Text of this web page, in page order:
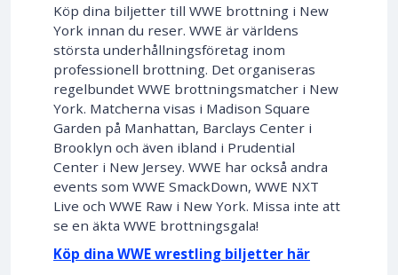
Köp dina biljetter till WWE brottning i New
York innan du reser. WWE är världens
största underhållningsföretag inom
professionell brottning. Det organiseras
regelbundet WWE brottningsmatcher i New
York. Matcherna visas i Madison Square
Garden på Manhattan, Barclays Center i
Brooklyn och även ibland i Prudential
Center i New Jersey. WWE har också andra
events som WWE SmackDown, WWE NXT
Live och WWE Raw i New York. Missa inte att
se en äkta WWE brottningsgala!
Köp dina WWE wrestling biljetter här